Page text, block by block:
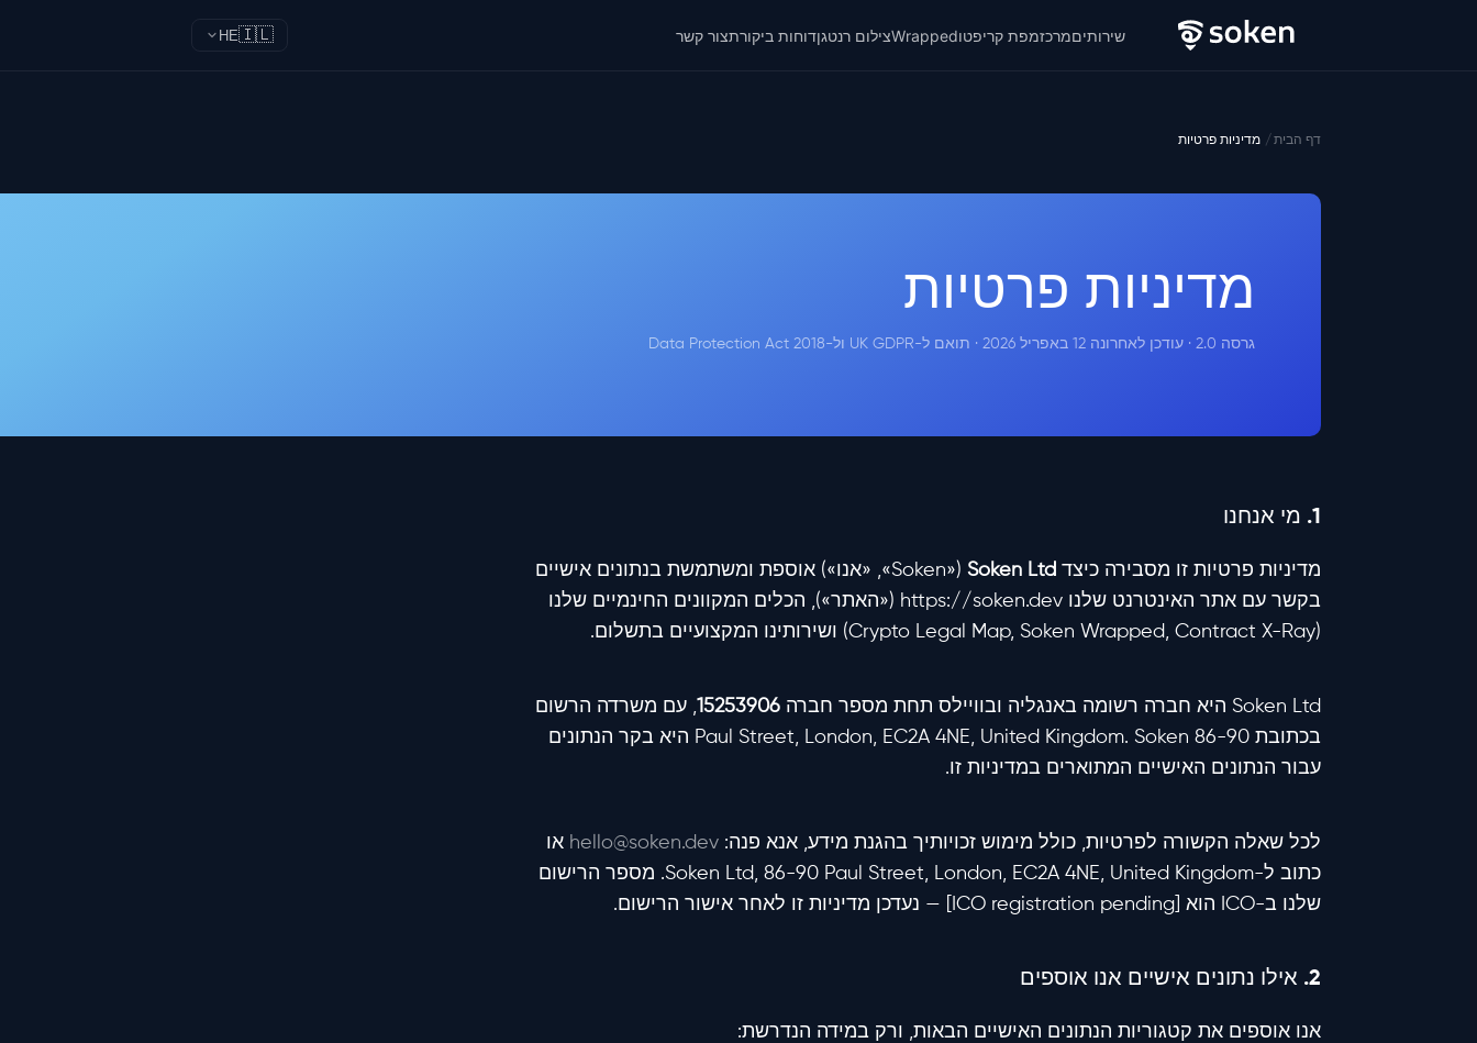
שירותיםמרכזמפת קריפטוWrappedצילום רנטגןדוחות ביקורתצור קשר 🇮🇱
HE
דף הבית מדיניות פרטיות
מדיניות פרטיות
גרסה 2.0 · עודכן לאחרונה 12 באפריל 2026 · תואם ל-UK GDPR ול-Data Protection Act 2018
1. מי אנחנו
מדיניות פרטיות זו מסבירה כיצד Soken Ltd
(«Soken», «אנו») אוספת ומשתמשת בנתונים אישיים
בקשר עם אתר האינטרנט שלנו https://soken.dev («האתר»), הכלים המקוונים החינמיים שלנו
(Crypto Legal Map, Soken Wrapped, Contract X-Ray) ושירותינו המקצועיים בתשלום.
Soken Ltd היא חברה רשומה באנגליה ובוויילס תחת מספר חברה 15253906, עם משרדה הרשום
בכתובת 86-90 Paul Street, London, EC2A 4NE, United Kingdom. Soken היא בקר הנתונים
עבור הנתונים האישיים המתוארים במדיניות זו.
לכל שאלה הקשורה לפרטיות, כולל מימוש זכויותיך בהגנת מידע, אנא פנה: hello@soken.dev או
כתוב ל-Soken Ltd, 86-90 Paul Street, London, EC2A 4NE, United Kingdom. מספר הרישום
שלנו ב-ICO הוא [ICO registration pending] — נעדכן מדיניות זו לאחר אישור הרישום.
2. אילו נתונים אישיים אנו אוספים
אנו אוספים את קטגוריות הנתונים האישיים הבאות, ורק במידה הנדרשת: